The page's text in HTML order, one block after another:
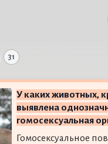
31
У каких животных,
выявлена
гомосексуальная
Гомосексуальное